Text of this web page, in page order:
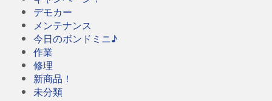
デモカー
メンテナンス
今日のボンドミニ♪
作業
修理
新商品！
未分類